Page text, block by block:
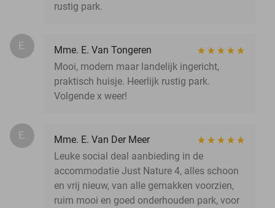
rustig park.
E.
Mme. E. Van Tongeren
Mooi, modern maar landelijk ingericht,
praktisch huisje. Heerlijk rustig park.
Volgende x weer!
E.
Mme. E. Van Der Meer
Leuke social deal aanbieding in de
accommodatie Just Nature 4, alles schoon
en vrij nieuw, van alle gemakken voorzien,
ruim mooi en goed onderhouden park, voor